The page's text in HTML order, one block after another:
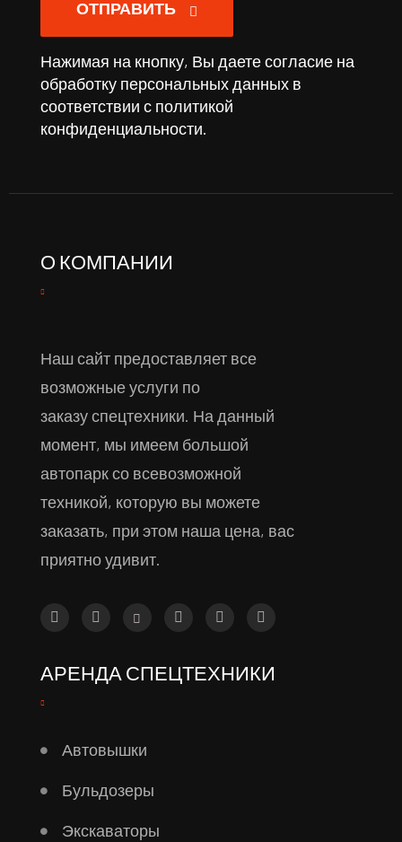
ОТПРАВИТЬ
Нажимая на кнопку, Вы даете согласие на
обработку персональных данных в
соответствии с политикой
конфиденциальности.
О КОМПАНИИ
Наш сайт предоставляет все
возможные услуги по
заказу спецтехники. На данный
момент, мы имеем большой
автопарк со всевозможной
техникой, которую вы можете
заказать, при этом наша цена, вас
приятно удивит.
АРЕНДА СПЕЦТЕХНИКИ
Автовышки
Бульдозеры
Экскаваторы